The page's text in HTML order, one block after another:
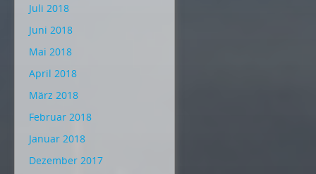
Juli 2018
Juni 2018
Mai 2018
April 2018
März 2018
Februar 2018
Januar 2018
Dezember 2017